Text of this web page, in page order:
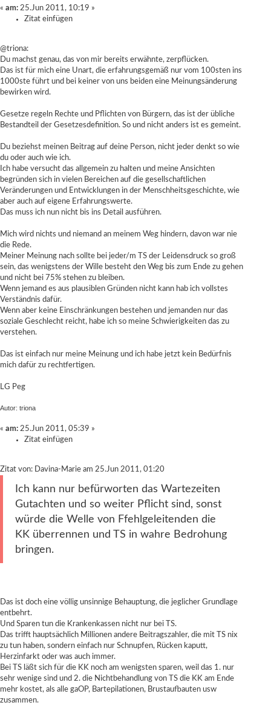
« am: 25.Jun 2011, 10:19 »
Zitat einfügen
@triona:
Du machst genau, das von mir bereits erwähnte, zerpflücken.
Das ist für mich eine Unart, die erfahrungsgemäß nur vom 100sten ins
1000ste führt und bei keiner von uns beiden eine Meinungsänderung
bewirken wird.
Gesetze regeln Rechte und Pflichten von Bürgern, das ist der übliche
Bestandteil der Gesetzesdefinition. So und nicht anders ist es gemeint.
Du beziehst meinen Beitrag auf deine Person, nicht jeder denkt so wie
du oder auch wie ich.
Ich habe versucht das allgemein zu halten und meine Ansichten
begründen sich in vielen Bereichen auf die gesellschaftlichen
Veränderungen und Entwicklungen in der Menschheitsgeschichte, wie
aber auch auf eigene Erfahrungswerte.
Das muss ich nun nicht bis ins Detail ausführen.
Mich wird nichts und niemand an meinem Weg hindern, davon war nie
die Rede.
Meiner Meinung nach sollte bei jeder/m TS der Leidensdruck so groß
sein, das wenigstens der Wille besteht den Weg bis zum Ende zu gehen
und nicht bei 75% stehen zu bleiben.
Wenn jemand es aus plausiblen Gründen nicht kann hab ich vollstes
Verständnis dafür.
Wenn aber keine Einschränkungen bestehen und jemanden nur das
soziale Geschlecht reicht, habe ich so meine Schwierigkeiten das zu
verstehen.
Das ist einfach nur meine Meinung und ich habe jetzt kein Bedürfnis
mich dafür zu rechtfertigen.
LG Peg
Autor: triona
« am: 25.Jun 2011, 05:39 »
Zitat einfügen
Zitat von: Davina-Marie am 25.Jun 2011, 01:20
Ich kann nur befürworten das Wartezeiten
Gutachten und so weiter Pflicht sind, sonst
würde die Welle von Ffehlgeleitenden die
KK überrennen und TS in wahre Bedrohung
bringen.
Das ist doch eine völlig unsinnige Behauptung, die jeglicher Grundlage
entbehrt.
Und Sparen tun die Krankenkassen nicht nur bei TS.
Das trifft hauptsächlich Millionen andere Beitragszahler, die mit TS nix
zu tun haben, sondern einfach nur Schnupfen, Rücken kaputt,
Herzinfarkt oder was auch immer.
Bei TS läßt sich für die KK noch am wenigsten sparen, weil das 1. nur
sehr wenige sind und 2. die Nichtbehandlung von TS die KK am Ende
mehr kostet, als alle gaOP, Bartepilationen, Brustaufbauten usw
zusammen.